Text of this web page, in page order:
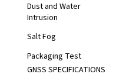
Dust and Water
Intrusion
Salt Fog
Packaging Test
GNSS SPECIFICATIONS